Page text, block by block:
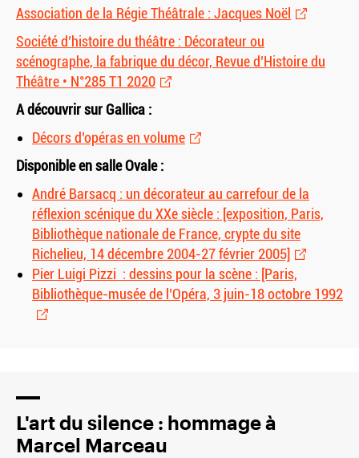
Association de la Régie Théâtrale : Jacques Noël
Société d’histoire du théâtre : Décorateur ou
scénographe, la fabrique du décor, Revue d’Histoire du
Théâtre • N°285 T1 2020
A découvrir sur Gallica :
Décors d’opéras en volume
Disponible en salle Ovale :
André Barsacq : un décorateur au carrefour de la
réflexion scénique du XXe siècle : [exposition, Paris,
Bibliothèque nationale de France, crypte du site
Richelieu, 14 décembre 2004-27 février 2005]
Pier Luigi Pizzi : dessins pour la scène : [Paris,
Bibliothèque-musée de l’Opéra, 3 juin-18 octobre 1992
L'art du silence : hommage à
Marcel Marceau